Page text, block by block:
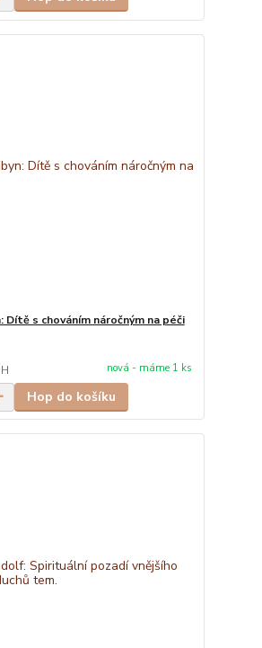
Dítě s chováním náročným na péči
nová - máme 1 ks
Hop do košíku